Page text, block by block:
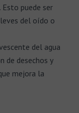
puede ser
del oído o
del agua
de desechos y
mejora la